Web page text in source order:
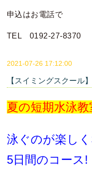
申込はお電話で
TEL 0192-27-8370
2021-07-26 17:12:00
【スイミングスクール
夏の短期水泳
泳ぐのが楽し
5日間のコース!